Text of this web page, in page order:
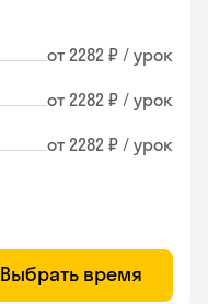
от 2282 ₽ / урок
от 2282 ₽ / урок
от 2282 ₽ / урок
Выбрать время